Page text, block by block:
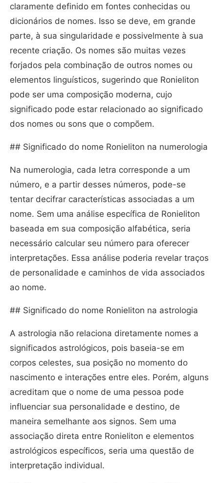
claramente definido em fontes conhecidas ou
dicionários de nomes. Isso se deve, em grande
parte, à sua singularidade e possivelmente à sua
recente criação. Os nomes são muitas vezes
forjados pela combinação de outros nomes ou
elementos linguísticos, sugerindo que Ronieliton
pode ser uma composição moderna, cujo
significado pode estar relacionado ao significado
dos nomes ou sons que o compõem.
## Significado do nome Ronieliton na numerologia
Na numerologia, cada letra corresponde a um
número, e a partir desses números, pode-se
tentar decifrar características associadas a um
nome. Sem uma análise específica de Ronieliton
baseada em sua composição alfabética, seria
necessário calcular seu número para oferecer
interpretações. Essa análise poderia revelar traços
de personalidade e caminhos de vida associados
ao nome.
## Significado do nome Ronieliton na astrologia
A astrologia não relaciona diretamente nomes a
significados astrológicos, pois baseia-se em
corpos celestes, sua posição no momento do
nascimento e interações entre eles. Porém, alguns
acreditam que o nome de uma pessoa pode
influenciar sua personalidade e destino, de
maneira semelhante aos signos. Sem uma
associação direta entre Ronieliton e elementos
astrológicos específicos, seria uma questão de
interpretação individual.